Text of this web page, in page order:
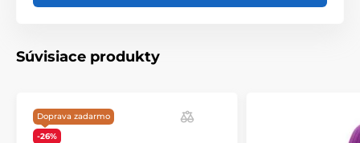
Súvisiace produkty
Doprava zadarmo
-26%